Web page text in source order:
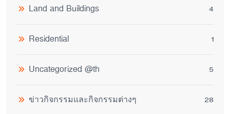
Land and Buildings 4
Residential 1
Uncategorized @th 5
ข่าวกิจกรรมและกิจกรรมต่างๆ 28